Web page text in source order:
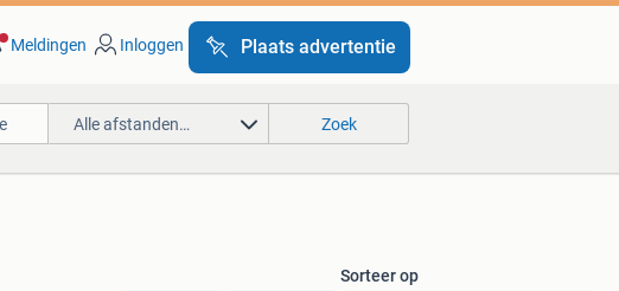
Meldingen Inloggen Plaats advertentie
Alle afstanden… Zoek
Sorteer op